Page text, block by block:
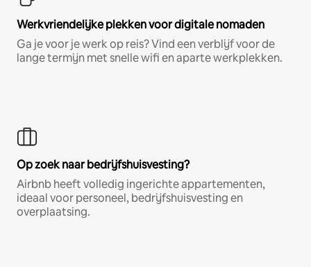
Werkvriendelijke plekken voor digitale nomaden
Ga je voor je werk op reis? Vind een verblijf voor de
lange termijn met snelle wifi en aparte werkplekken.
Op zoek naar bedrijfshuisvesting?
Airbnb heeft volledig ingerichte appartementen,
ideaal voor personeel, bedrijfshuisvesting en
overplaatsing.